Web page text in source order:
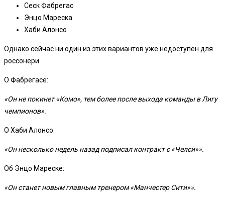
Сеск Фабрегас
Энцо Мареска
Хаби Алонсо
Однако сейчас ни один из этих вариантов уже недоступен для
россонери.
О Фабрегасе:
«Он не покинет «Комо», тем более после выхода команды в Лигу
чемпионов».
О Хаби Алонсо:
«Он несколько недель назад подписал контракт с «Челси»».
Об Энцо Мареске:
«Он станет новым главным тренером «Манчестер Сити»».